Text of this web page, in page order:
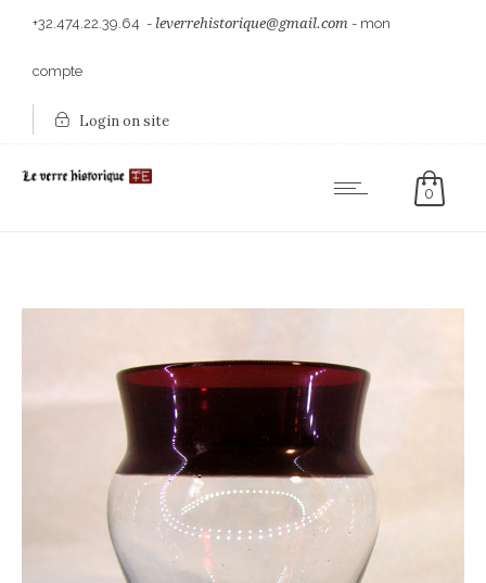
+32.474.22.39.64 - leverrehistorique@gmail.com - mon
compte
Login on site
0